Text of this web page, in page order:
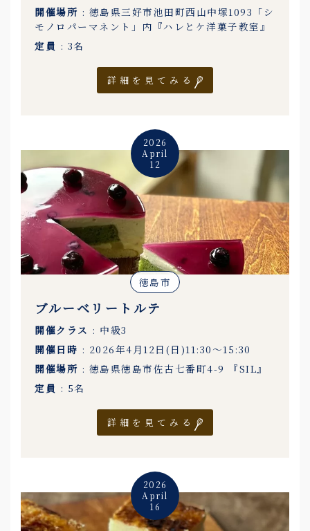
開催場所 : 徳島県三好市池田町西山中塚1093「シ
モノロパーマネント」内『ハレとケ洋菓子教室』
定員 : 3名
詳細を見てみる
2026
April
12
徳島市
ブルーベリートルテ
開催クラス : 中級3
開催日時 : 2026年4月12日(日)11:30〜15:30
開催場所 : 徳島県徳島市佐古七番町4-9 『SIL』
定員 : 5名
詳細を見てみる
2026
April
16